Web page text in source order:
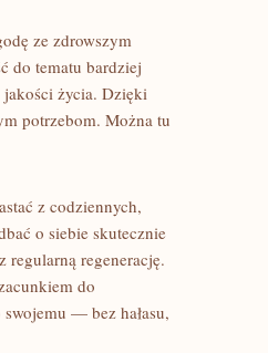
ze zdrowszym
do tematu bardziej
życia. Dzięki
potrzebom. Można tu
z codziennych,
o siebie skutecznie
regularną regenerację.
do
— bez hałasu,